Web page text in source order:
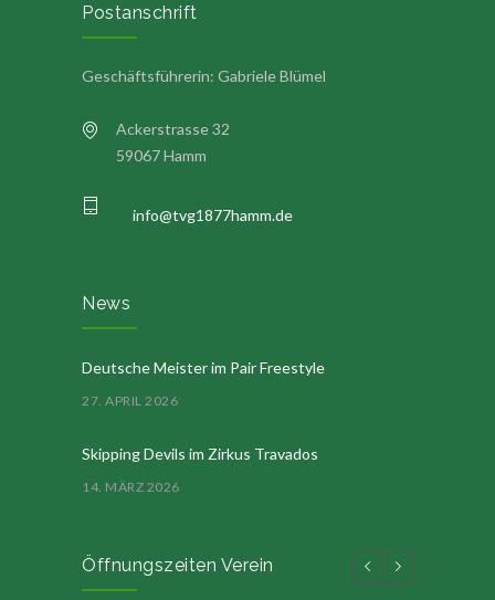
Postanschrift
Geschäftsführerin: Gabriele Blümel
Ackerstrasse 32
59067 Hamm
info@tvg1877hamm.de
News
Deutsche Meister im Pair Freestyle
27. APRIL 2026
Skipping Devils im Zirkus Travados
14. MÄRZ 2026
Öffnungszeiten Verein